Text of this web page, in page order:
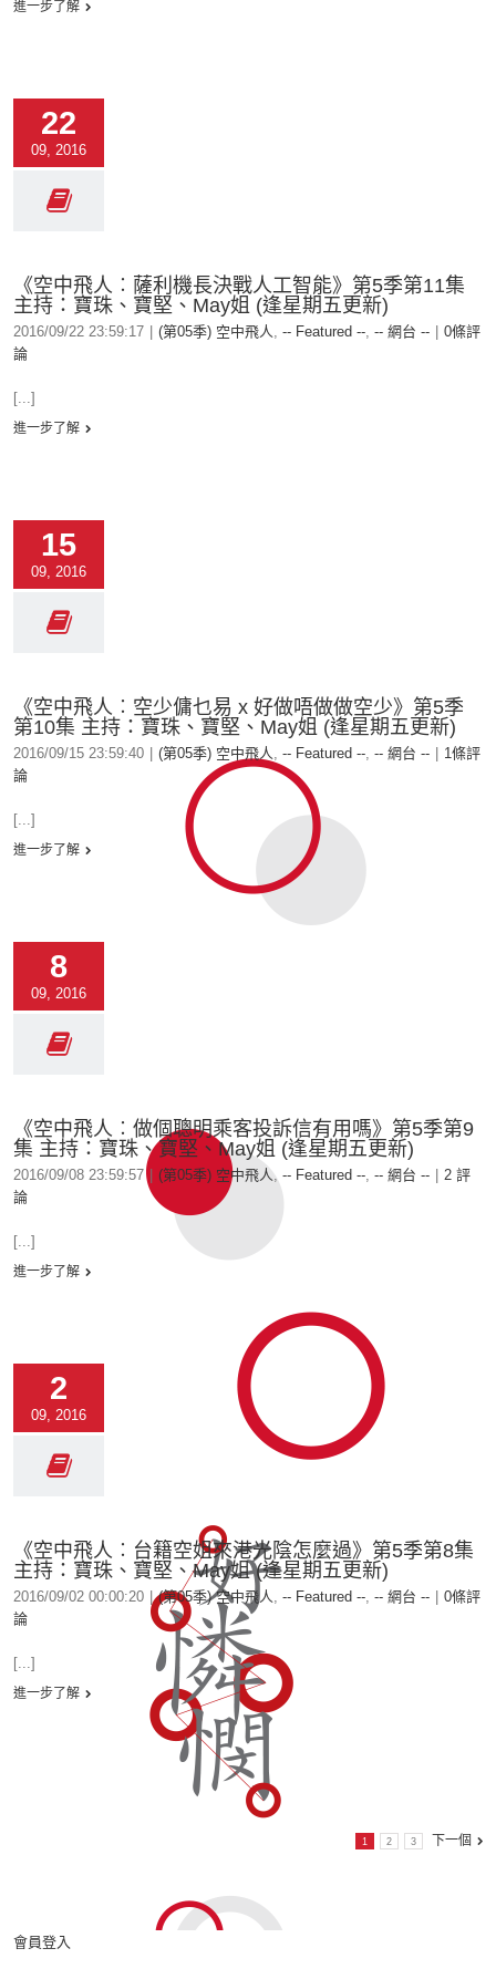
進一步了解
22
09, 2016
《空中飛人︰薩利機長決戰人工智能》第5季第11集
主持：寶珠、寶堅、May姐 (逢星期五更新)
2016/09/22 23:59:17 (第05季) 空中飛人, -- Featured --, -- 網台 --
0條評
論
[...]
進一步了解
15
09, 2016
《空中飛人︰空少傭乜易 x 好做唔做做空少》第5季
第10集 主持：寶珠、寶堅、May姐 (逢星期五更新)
2016/09/15 23:59:40 (第05季) 空中飛人, -- Featured --, -- 網台 --
1條評
論
[...]
進一步了解
8
09, 2016
《空中飛人︰做個聰明乘客投訴信有用嗎》第5季第9
集 主持：寶珠、寶堅、May姐 (逢星期五更新)
2016/09/08 23:59:57 (第05季) 空中飛人, -- Featured --, -- 網台 --
2 評
論
[...]
進一步了解
2
09, 2016
《空中飛人︰台籍空姐來港光陰怎麼過》第5季第8集
主持：寶珠、寶堅、May姐 (逢星期五更新)
2016/09/02 00:00:20 (第05季) 空中飛人, -- Featured --, -- 網台 --
0條評
論
[...]
進一步了解
1 2 3 下一個
會員登入